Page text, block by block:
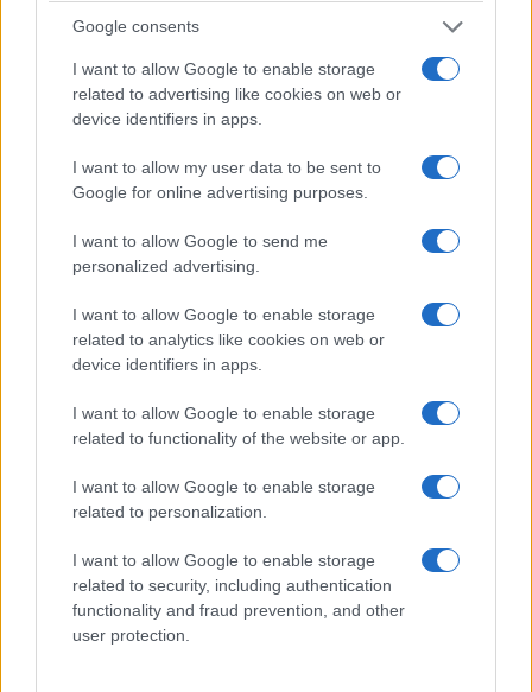
Google consents
I want to allow Google to enable storage
related to advertising like cookies on web or
device identifiers in apps.
I want to allow my user data to be sent to
Google for online advertising purposes.
I want to allow Google to send me
personalized advertising.
I want to allow Google to enable storage
related to analytics like cookies on web or
device identifiers in apps.
I want to allow Google to enable storage
related to functionality of the website or app.
I want to allow Google to enable storage
related to personalization.
I want to allow Google to enable storage
related to security, including authentication
functionality and fraud prevention, and other
user protection.
Από την Ελλάδα στη Μελβούρνη: Οι ιστορίες των
Ελλήνων μεταναστών μέσα από 500 αντικείμενα –
Η ζωή, οι μνήμες και τα «φυλαχτά» μιας
ΟΜΟΓΕΝΕΙΑ